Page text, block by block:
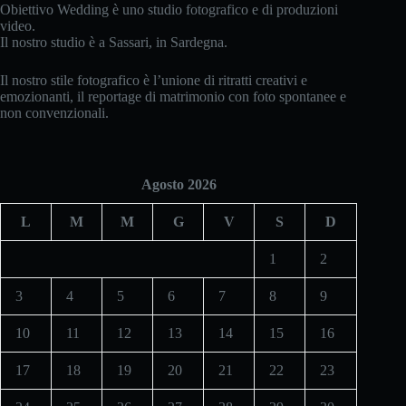
Obiettivo Wedding è uno studio fotografico e di produzioni
video.
Il nostro studio è a Sassari, in Sardegna.
Il nostro stile fotografico è l’unione di ritratti creativi e
emozionanti, il reportage di matrimonio con foto spontanee e
non convenzionali.
Agosto 2026
L M M G V S D
1 2
3 4 5 6 7 8 9
10 11 12 13 14 15 16
17 18 19 20 21 22 23